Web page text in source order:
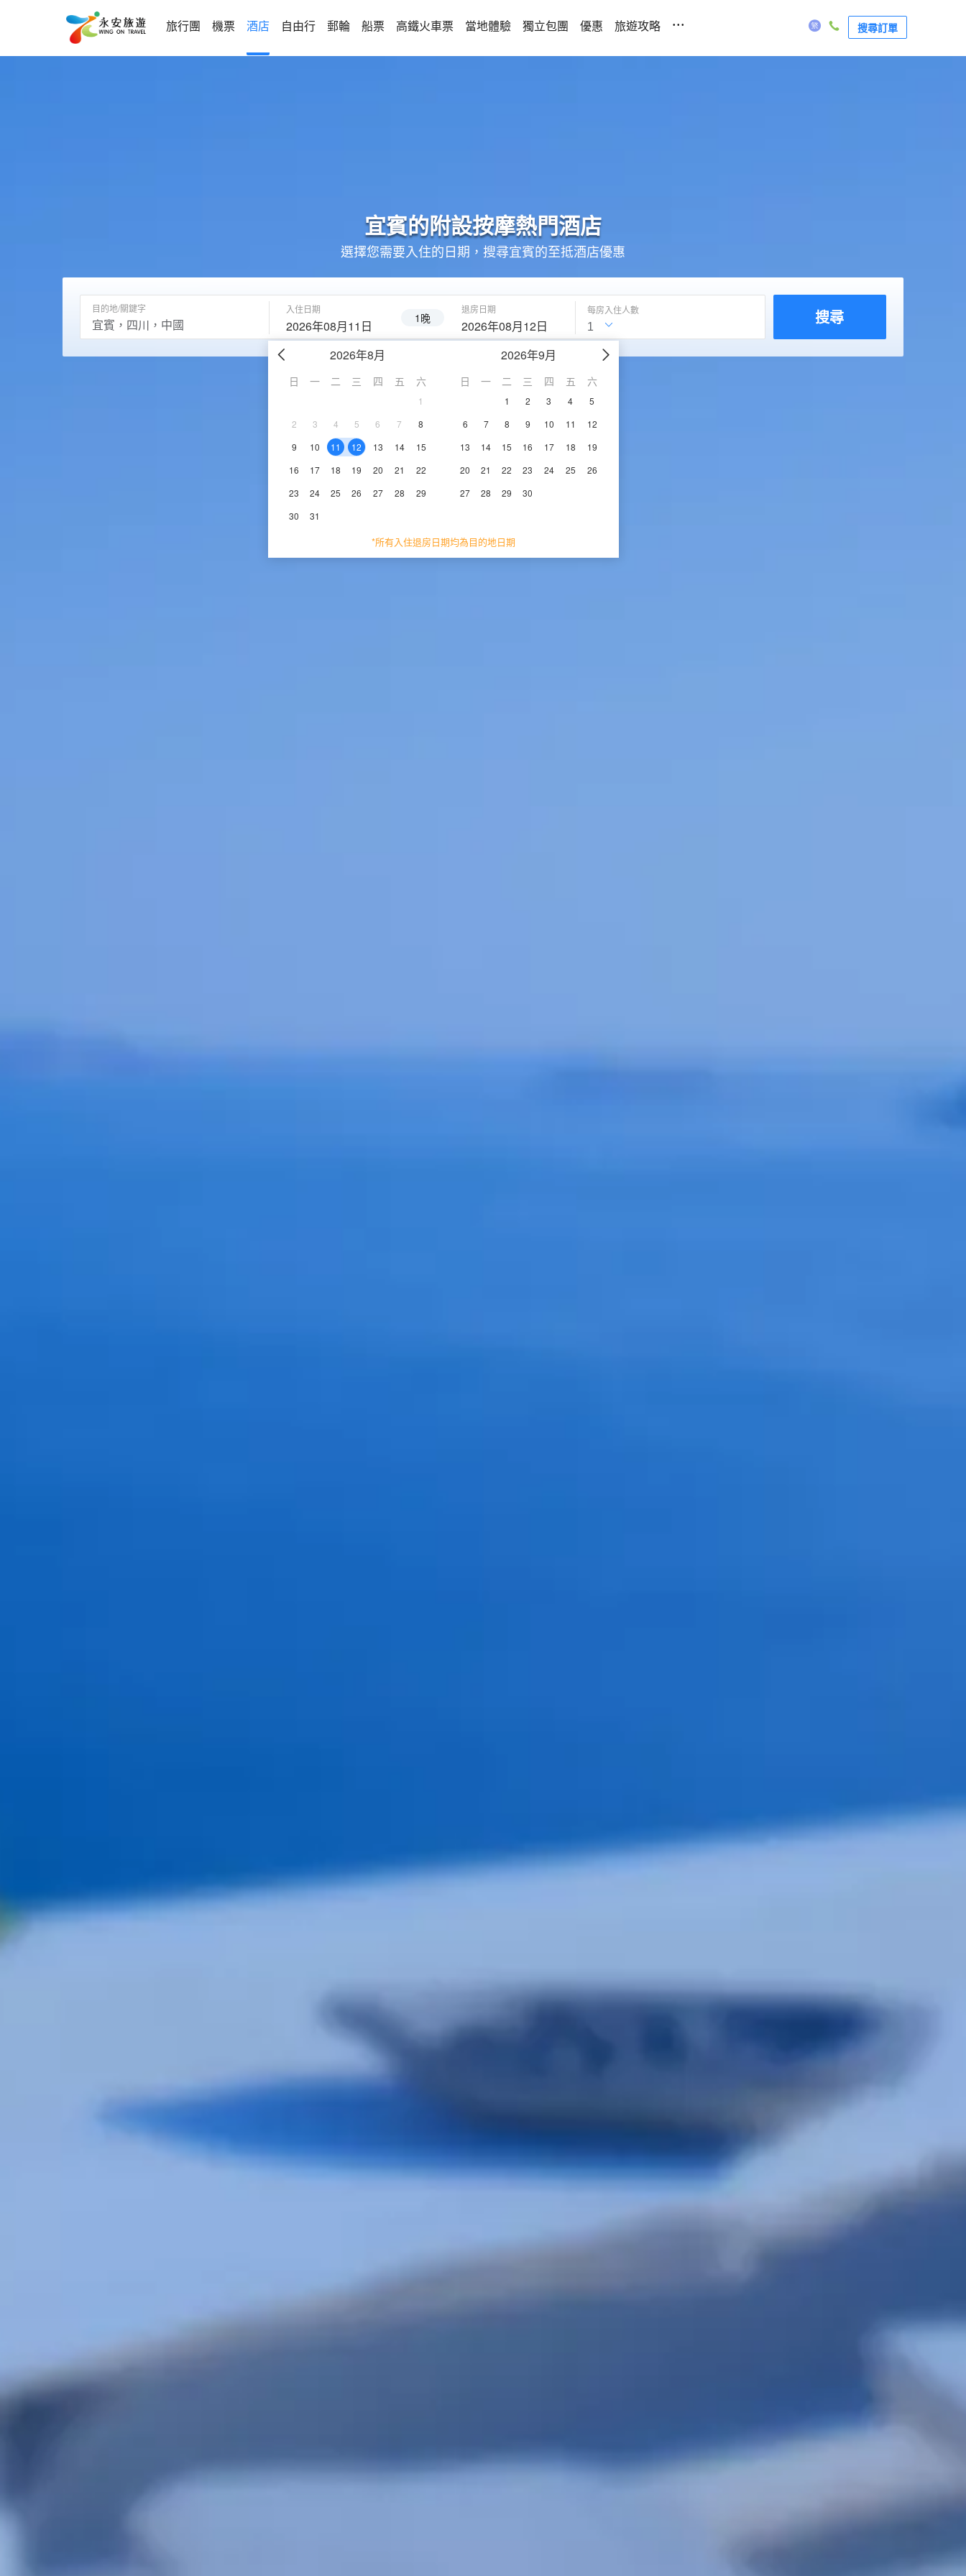
旅行團 機票 酒店 自由行 郵輪 船票 高鐵火車票 當地體驗 獨立包團 優惠 旅遊攻略 ... 搜尋訂單
宜賓的附設按摩熱門酒店
選擇您需要入住的日期，搜尋宜賓的至抵酒店優惠
目的地/關鍵字 入住日期
2026年08月11日 1晚
退房日期
2026年08月12日
2026年8月
日 一 二 三 四 五 六
1
2
3 4 5 6 7
8
9
10 11 12 13 14
15
16
17 18 19 20 21
22
23
24 25 26 27 28
29
30
31
2026年9月
日 一 二 三 四 五 六
1 2 3 4
5
6
7 8 9 10 11
12
13
14 15 16 17 18
19
20
21 22 23 24 25
26
27
28 29 30
*所有入住退房日期均為目的地日期
每房入住人數 搜尋